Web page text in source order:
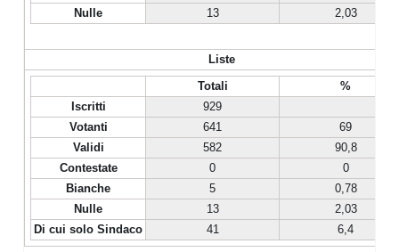
Nulle
13 2,03
Liste
Totali
%
Iscritti
929
Votanti
641
69
Validi
582
90,8
Contestate
0
0
Bianche
5
0,78
Nulle
13
2,03
Di cui solo Sindaco
41 6,4